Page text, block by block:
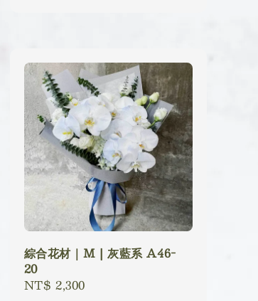
綜合花材｜M | 灰藍系 A46-
20
Regular
NT$ 2,300